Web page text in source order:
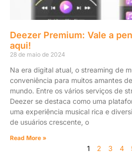
Deezer Premium: Vale a
aqui!
28 de maio de 2024
Na era digital atual, o streaming de
conveniência para muitos amantes
mundo. Entre os vários serviços de
Deezer se destaca como uma
uma experiência musical rica e
de usuários crescente, o
Read More »
1 2 3 4